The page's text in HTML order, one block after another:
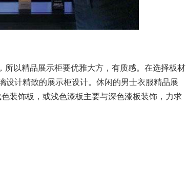
所以精品展示柜要优雅大方，有质感。在选择板材
设计精致的展示柜设计。休闲的男士衣服精品展
装饰板，或浅色漆板主要与深色漆板装饰，力求